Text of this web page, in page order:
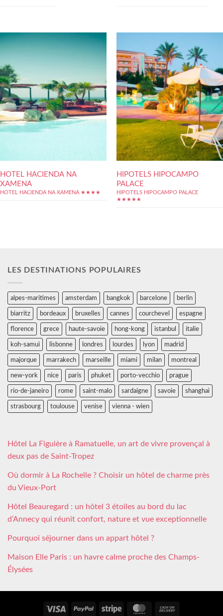
HOTEL HACIENDA NA
XAMENA
HOTEL HACIENDA NA XAMENA ★★★★
HIPOTELS HIPOCAMPO
PALACE
HIPOTELS HIPOCAMPO PALACE
★★★★★
LES DESTINATIONS POPULAIRES
alpes-maritimes amsterdam bangkok barcelone berlin
biarritz bordeaux bruxelles cannes courchevel espagne
florence grece haute-savoie hong-kong istanbul italie
koh-samui lisbonne londres lourdes lyon madrid
majorque marrakech marseille miami milan montreal
new-york nice paris phuket porto-vecchio prague
rio-de-janeiro rome saint-malo sardaigne savoie shanghai
strasbourg toulouse venise vienna - wien
Hôtel La Figuière à Ramatuelle, un art de vivre provençal à
deux pas de Saint-Tropez
Où dormir à La Rochelle ? Choisir un hôtel de charme près
du Vieux-Port
Hôtel Beauregard : un hôtel 3 étoiles au bord du lac
d’Annecy qui réunit confort, nature et vue exceptionnelle
Pourquoi séjourner dans un appart hôtel ?
Maison Elle Paris : un havre calme proche des Champs-
Élysées
Visa PayPal Stripe MasterCard